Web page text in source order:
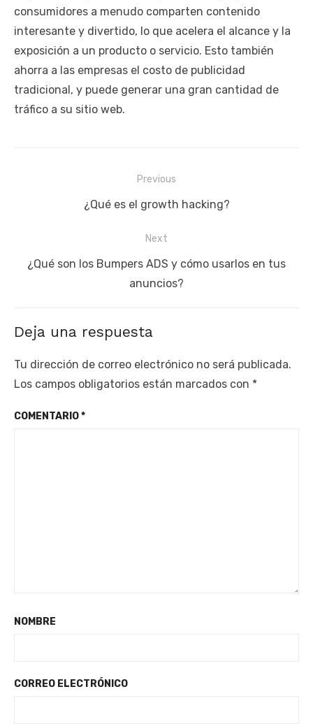
consumidores a menudo comparten contenido
interesante y divertido, lo que acelera el alcance y la
exposición a un producto o servicio. Esto también
ahorra a las empresas el costo de publicidad
tradicional, y puede generar una gran cantidad de
tráfico a su sitio web.
Previous
Previous
¿Qué es el growth hacking?
Next
Next
¿Qué son los Bumpers ADS y cómo usarlos en tus
anuncios?
Deja una respuesta
Tu dirección de correo electrónico no será publicada.
Los campos obligatorios están marcados con *
COMENTARIO*
NOMBRE
CORREO ELECTRÓNICO